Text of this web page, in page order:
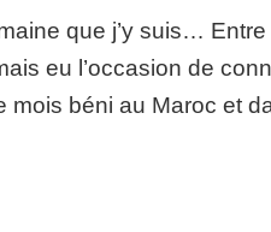
que j’y suis…
eu l’occasion de
mois béni au Maroc et